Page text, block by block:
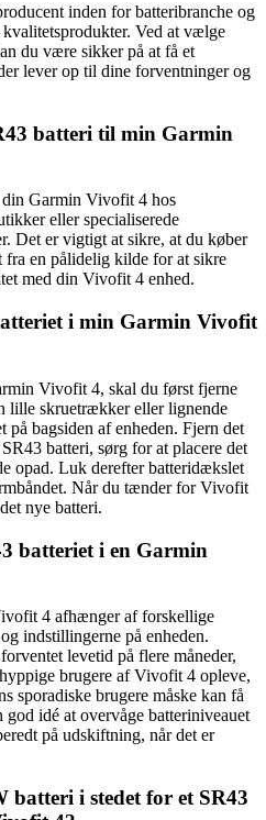
inden for batteribranche og
Ved at vælge
du være sikker på at få et
lever op til dine forventninger og
batteri til min Garmin
Garmin Vivofit 4 hos
eller specialiserede
Det er vigtigt at sikre, at du køber
en pålidelig kilde for at sikre
med din Vivofit 4 enhed.
i min Garmin Vivofit
Vivofit 4, skal du først fjerne
lille skruetrækker eller lignende
bagsiden af enheden. Fjern det
batteri, sørg for at placere det
opad. Luk derefter batteridækslet
Når du tænder for Vivofit
nye batteri.
batteriet i en Garmin
4 afhænger af forskellige
indstillingerne på enheden.
levetid på flere måneder,
brugere af Vivofit 4 opleve,
sporadiske brugere måske kan få
idé at overvåge batteriniveauet
på udskiftning, når det er
batteri i stedet for et SR43